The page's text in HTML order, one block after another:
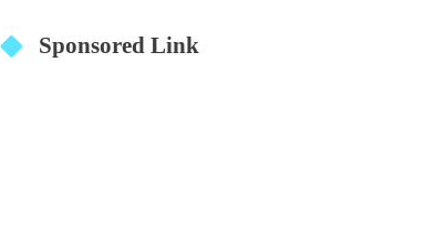
Sponsored Link